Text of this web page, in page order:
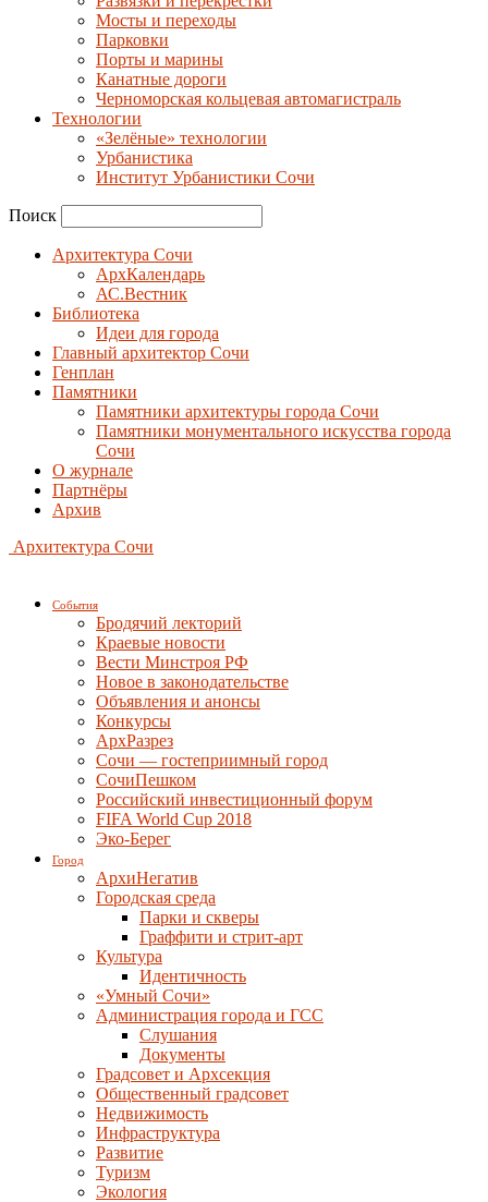
Мосты и переходы
Парковки
Порты и марины
Канатные дороги
Черноморская кольцевая автомагистраль
Технологии
«Зелёные» технологии
Урбанистика
Институт Урбанистики Сочи
Поиск
Архитектура Сочи
АрхКалендарь
АС.Вестник
Библиотека
Идеи для города
Главный архитектор Сочи
Генплан
Памятники
Памятники архитектуры города Сочи
Памятники монументального искусства города
Сочи
О журнале
Партнёры
Архив
Архитектура Сочи
События
Бродячий лекторий
Краевые новости
Вести Минстроя РФ
Новое в законодательстве
Объявления и анонсы
Конкурсы
АрхРазрез
Сочи — гостеприимный город
СочиПешком
Российский инвестиционный форум
FIFA World Cup 2018
Эко-Берег
Город
АрхиНегатив
Городская среда
Парки и скверы
Граффити и стрит-арт
Культура
Идентичность
«Умный Сочи»
Администрация города и ГСС
Слушания
Документы
Градсовет и Архсекция
Общественный градсовет
Недвижимость
Инфраструктура
Развитие
Туризм
Экология